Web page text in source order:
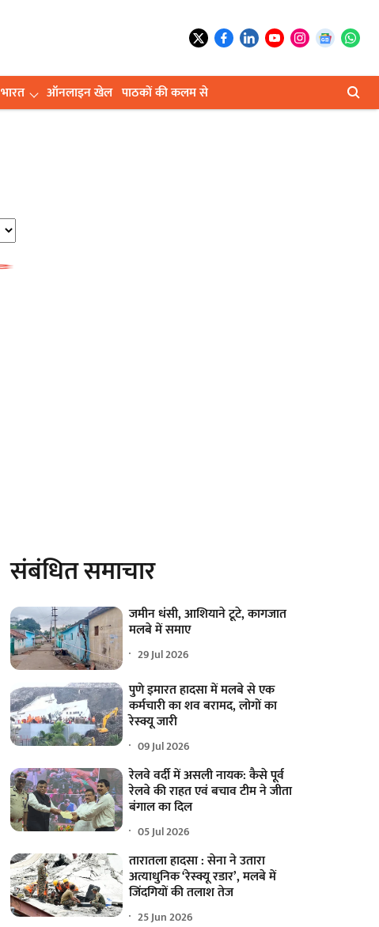
भारत ऑनलाइन खेल पाठकों की कलम से
संबंधित समाचार
जमीन धंसी, आशियाने टूटे, कागजात
मलबे में समाए
29 Jul 2026
पुणे इमारत हादसा में मलबे से एक
कर्मचारी का शव बरामद, लोगों का
रेस्क्यू जारी
09 Jul 2026
रेलवे वर्दी में असली नायक: कैसे पूर्व
रेलवे की राहत एवं बचाव टीम ने जीता
बंगाल का दिल
05 Jul 2026
तारातला हादसा : सेना ने उतारा
अत्याधुनिक ‘रेस्क्यू रडार’, मलबे में
जिंदगियों की तलाश तेज
25 Jun 2026